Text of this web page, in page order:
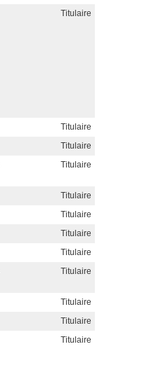
Titulaire
Titulaire
Titulaire
Titulaire
Titulaire
Titulaire
Titulaire
Titulaire
Titulaire
Titulaire
Titulaire
Titulaire